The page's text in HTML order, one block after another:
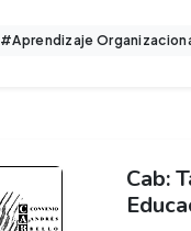
#Aprendizaje
Cab: